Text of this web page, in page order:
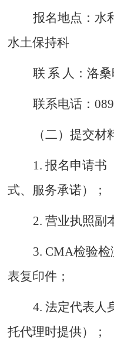
报名地点：水
水土保持科
联 系 人：洛
联系电话：
（二）提交材
1. 报名申请书
式、服务承诺）；
2. 营业执照副
3. CMA检验
表复印件；
4. 法定代表人
托代理时提供）；